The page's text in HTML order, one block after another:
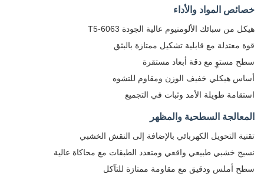
خصائص المواد والأداء
هيكل من سبائك الألومنيوم عالية الجودة 6063-T5
قوة معتدلة مع قابلية تشكيل ممتازة بالبثق
سطح مستوٍ مع دقة أبعاد مستقرة
أساس هيكلي خفيف الوزن ومقاوم للتشوه
استقامة طويلة الأمد وثبات في التجميع
المعالجة السطحية والمظهر
تقنية التحويل الكهربائي بالإضافة إلى النقش الخشبي
نسيج خشبي طبيعي واقعي ومتعدد الطبقات مع محاكاة عالية
سطح أملس ودقيق مع مقاومة ممتازة للتآكل